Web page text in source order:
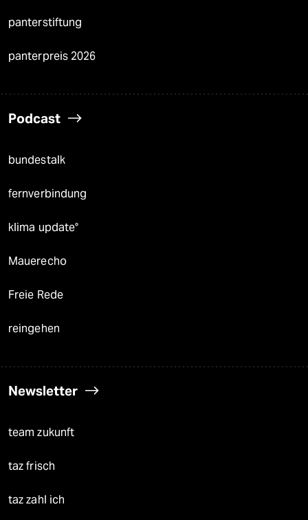
panterstiftung
panterpreis 2026
Podcast
bundestalk
fernverbindung
klima update°
Mauerecho
Freie Rede
reingehen
Newsletter
team zukunft
taz frisch
taz zahl ich